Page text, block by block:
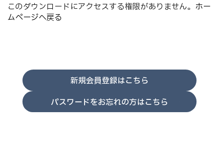
このダウンロードにアクセスする権限がありません。 ホー
ムページへ戻る
新規会員登録はこちら
パスワードをお忘れの方はこちら